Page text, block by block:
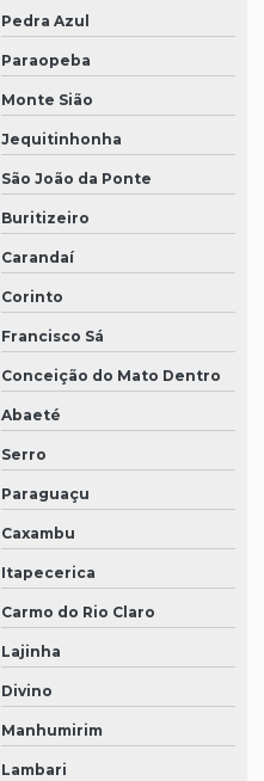
Pedra Azul
Paraopeba
Monte Sião
Jequitinhonha
São João da Ponte
Buritizeiro
Carandaí
Corinto
Francisco Sá
Conceição do Mato Dentro
Abaeté
Serro
Paraguaçu
Caxambu
Itapecerica
Carmo do Rio Claro
Lajinha
Divino
Manhumirim
Lambari